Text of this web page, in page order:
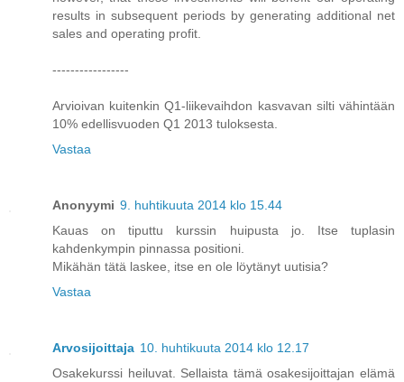
results in subsequent periods by generating additional net
sales and operating profit.
-----------------
Arvioivan kuitenkin Q1-liikevaihdon kasvavan silti vähintään
10% edellisvuoden Q1 2013 tuloksesta.
Vastaa
Anonyymi 9. huhtikuuta 2014 klo 15.44
Kauas on tiputtu kurssin huipusta jo. Itse tuplasin
kahdenkympin pinnassa positioni.
Mikähän tätä laskee, itse en ole löytänyt uutisia?
Vastaa
Arvosijoittaja 10. huhtikuuta 2014 klo 12.17
Osakekurssi heiluvat. Sellaista tämä osakesijoittajan elämä